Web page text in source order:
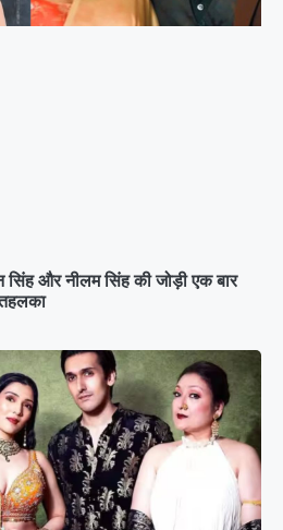
और नीलम सिंह की जोड़ी एक बार
तहलका